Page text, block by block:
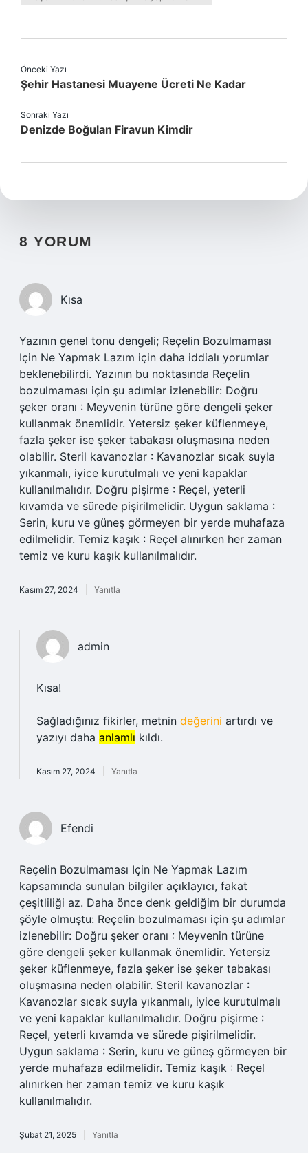
Önceki Yazı
Şehir Hastanesi Muayene Ücreti Ne Kadar
Sonraki Yazı
Denizde Boğulan Firavun Kimdir
8 YORUM
Kısa
Yazının genel tonu dengeli; Reçelin Bozulmaması
Için Ne Yapmak Lazım için daha iddialı yorumlar
beklenebilirdi. Yazının bu noktasında Reçelin
bozulmaması için şu adımlar izlenebilir: Doğru
şeker oranı : Meyvenin türüne göre dengeli şeker
kullanmak önemlidir. Yetersiz şeker küflenmeye,
fazla şeker ise şeker tabakası oluşmasına neden
olabilir. Steril kavanozlar : Kavanozlar sıcak suyla
yıkanmalı, iyice kurutulmalı ve yeni kapaklar
kullanılmalıdır. Doğru pişirme : Reçel, yeterli
kıvamda ve sürede pişirilmelidir. Uygun saklama :
Serin, kuru ve güneş görmeyen bir yerde muhafaza
edilmelidir. Temiz kaşık : Reçel alınırken her zaman
temiz ve kuru kaşık kullanılmalıdır.
Kasım 27, 2024 Yanıtla
admin
Kısa!
Sağladığınız fikirler, metnin değerini artırdı ve
yazıyı daha anlamlı kıldı.
Kasım 27, 2024 Yanıtla
Efendi
Reçelin Bozulmaması Için Ne Yapmak Lazım
kapsamında sunulan bilgiler açıklayıcı, fakat
çeşitliliği az. Daha önce denk geldiğim bir durumda
şöyle olmuştu: Reçelin bozulmaması için şu adımlar
izlenebilir: Doğru şeker oranı : Meyvenin türüne
göre dengeli şeker kullanmak önemlidir. Yetersiz
şeker küflenmeye, fazla şeker ise şeker tabakası
oluşmasına neden olabilir. Steril kavanozlar :
Kavanozlar sıcak suyla yıkanmalı, iyice kurutulmalı
ve yeni kapaklar kullanılmalıdır. Doğru pişirme :
Reçel, yeterli kıvamda ve sürede pişirilmelidir.
Uygun saklama : Serin, kuru ve güneş görmeyen bir
yerde muhafaza edilmelidir. Temiz kaşık : Reçel
alınırken her zaman temiz ve kuru kaşık
kullanılmalıdır.
Şubat 21, 2025 Yanıtla